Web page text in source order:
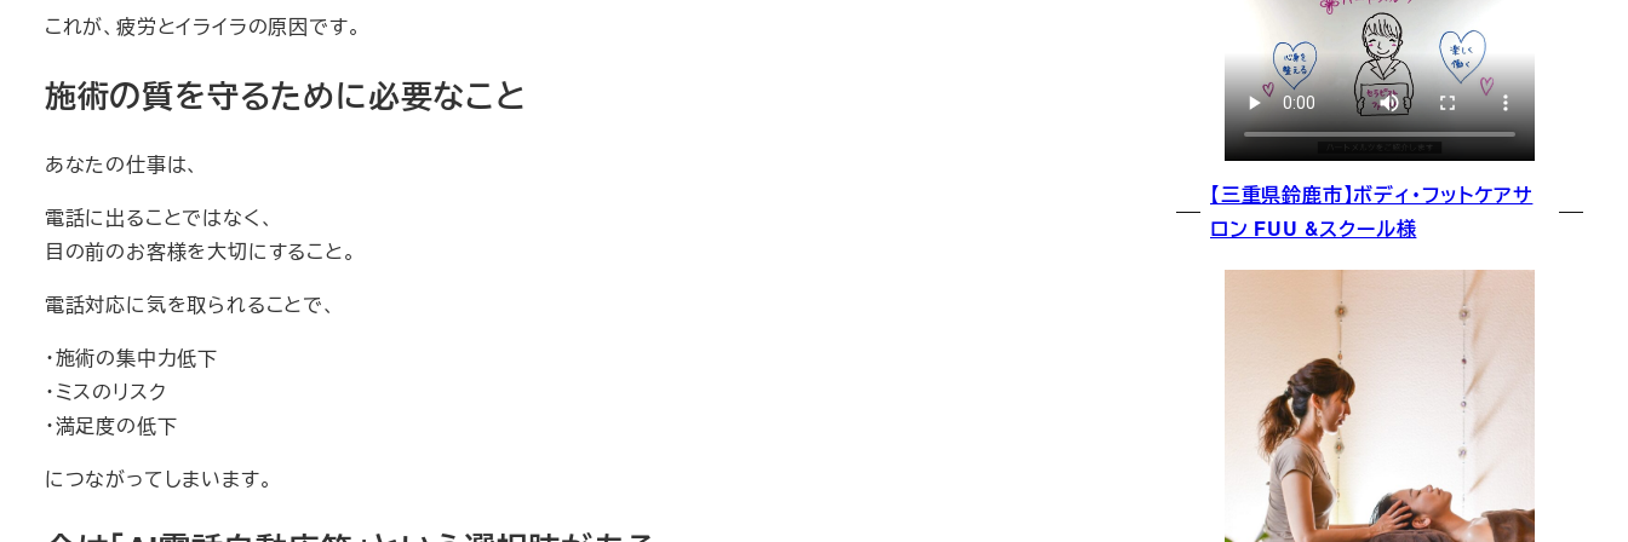
これが、疲労とイライラの原因です。
施術の質を守るために必要なこと
あなたの仕事は、
電話に出ることではなく、
目の前のお客様を大切にすること。
電話対応に気を取られることで、
・施術の集中力低下
・ミスのリスク
・満足度の低下
につながってしまいます。
【三重県鈴鹿市】ボディ・フットケアサ
ロン FUU &スクール様